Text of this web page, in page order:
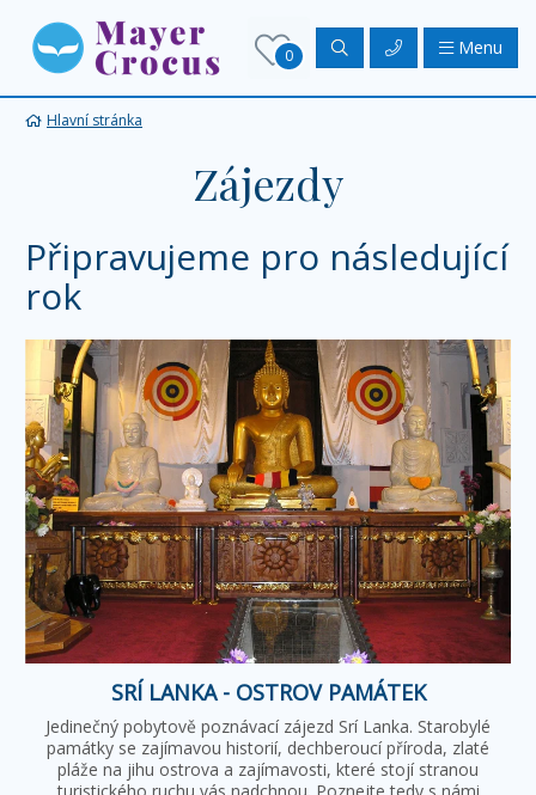
0 Menu
Hlavní stránka
Zájezdy
Připravujeme pro následující
rok
SRÍ LANKA - OSTROV PAMÁTEK
Jedinečný pobytově poznávací zájezd Srí Lanka. Starobylé
památky se zajímavou historií, dechberoucí příroda, zlaté
pláže na jihu ostrova a zajímavosti, které stojí stranou
turistického ruchu vás nadchnou. Poznejte tedy s námi